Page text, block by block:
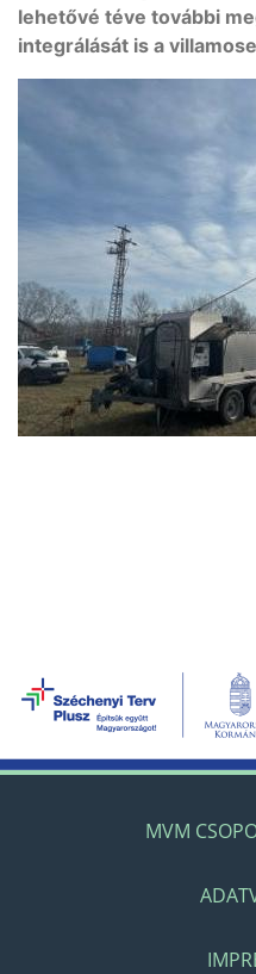
lehetővé téve további
integrálását is a
MVM